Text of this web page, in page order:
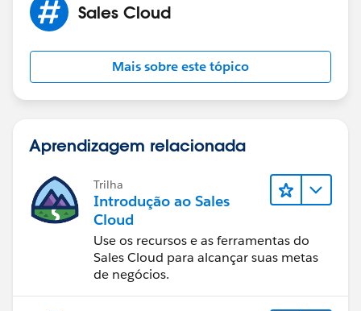
Sales Cloud
Mais sobre este tópico
Aprendizagem relacionada
Trilha
Introdução ao Sales
Cloud
Use os recursos e as ferramentas do
Sales Cloud para alcançar suas metas
de negócios.